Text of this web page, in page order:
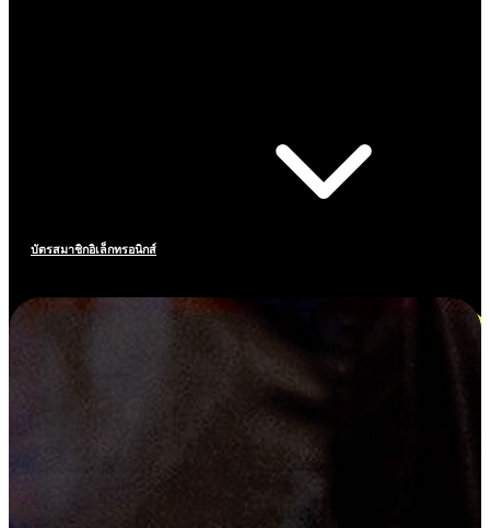
บัตรสมาชิกอิเล็กทรอนิกส์